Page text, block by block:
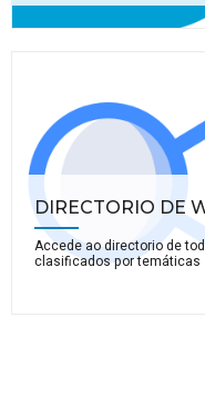
DIRECTORIO DE
Accede ao directorio de
clasificados por temáticas